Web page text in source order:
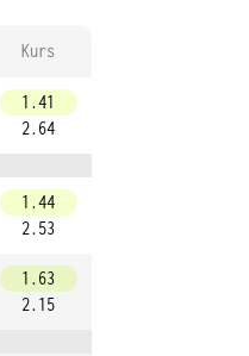
Kurs
1.41
2.64
1.44
2.53
1.63
2.15